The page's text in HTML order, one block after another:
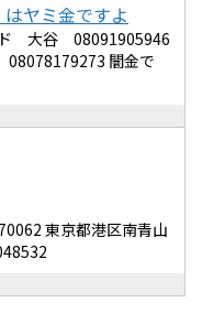
ヤミ金ですよ
大谷 08091905946
闇金で
東京都港区南青山